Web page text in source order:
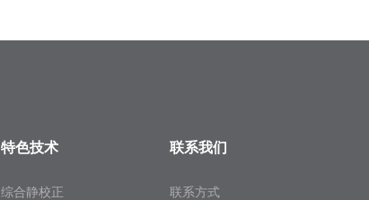
特色技术
综合静校正
联系我们
联系方式